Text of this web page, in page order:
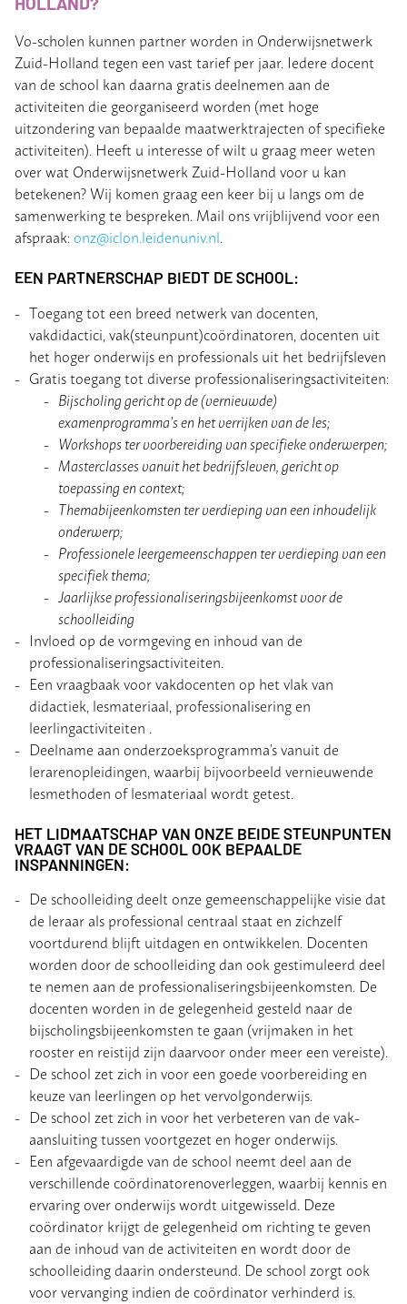
Vo-scholen kunnen partner worden in Onderwijsnetwerk
Zuid-Holland tegen een vast tarief per jaar. Iedere docent
van de school kan daarna gratis deelnemen aan de
activiteiten die georganiseerd worden (met hoge
uitzondering van bepaalde maatwerktrajecten of specifieke
activiteiten). Heeft u interesse of wilt u graag meer weten
over wat Onderwijsnetwerk Zuid-Holland voor u kan
betekenen? Wij komen graag een keer bij u langs om de
samenwerking te bespreken. Mail ons vrijblijvend voor een
afspraak:onz@iclon.leidenuniv.nl.
EEN PARTNERSCHAP BIEDT DE SCHOOL:
Toegang tot een breed netwerk van docenten,
vakdidactici, vak(steunpunt)coördinatoren, docenten uit
het hoger onderwijs en professionals uit het bedrijfsleven
Gratis toegang tot diverse professionaliseringsactiviteiten:
Bijscholing gericht op de (vernieuwde)
examenprogramma’s en het verrijken van de les;
Workshops ter voorbereiding van specifieke onderwerpen;
Masterclasses vanuit het bedrijfsleven, gericht op
toepassing en context;
Themabijeenkomsten ter verdieping van een inhoudelijk
onderwerp;
Professionele leergemeenschappen ter verdieping van een
specifiek thema;
Jaarlijkse professionaliseringsbijeenkomst voor de
schoolleiding
Invloed op de vormgeving en inhoud van de
professionaliseringsactiviteiten.
Een vraagbaak voor vakdocenten op het vlak van
didactiek, lesmateriaal, professionalisering en
leerlingactiviteiten .
Deelname aan onderzoeksprogramma’s vanuit de
lerarenopleidingen, waarbij bijvoorbeeld vernieuwende
lesmethoden of lesmateriaal wordt getest.
HET LIDMAATSCHAP VAN ONZE BEIDE STEUNPUNTEN
VRAAGT VAN DE SCHOOL OOK BEPAALDE
INSPANNINGEN:
De schoolleiding deelt onze gemeenschappelijke visie dat
de leraar als professional centraal staat en zichzelf
voortdurend blijft uitdagen en ontwikkelen. Docenten
worden door de schoolleiding dan ook gestimuleerd deel
te nemen aan de professionaliseringsbijeenkomsten. De
docenten worden in de gelegenheid gesteld naar de
bijscholingsbijeenkomsten te gaan (vrijmaken in het
rooster en reistijd zijn daarvoor onder meer een vereiste).
De school zet zich in voor een goede voorbereiding en
keuze van leerlingen op het vervolgonderwijs.
De school zet zich in voor het verbeteren van de vak-
aansluiting tussen voortgezet en hoger onderwijs.
Een afgevaardigde van de school neemt deel aan de
verschillende coördinatorenoverleggen, waarbij kennis en
ervaring over onderwijs wordt uitgewisseld. Deze
coördinator krijgt de gelegenheid om richting te geven
aan de inhoud van de activiteiten en wordt door de
schoolleiding daarin ondersteund. De school zorgt ook
voor vervanging indien de coördinator verhinderd is.